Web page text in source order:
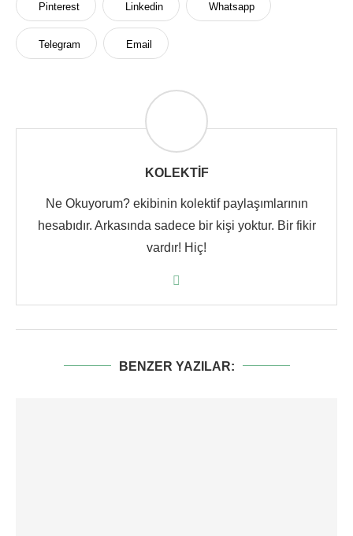
Pinterest Linkedin Whatsapp
Telegram Email
KOLEKTIF
Ne Okuyorum? ekibinin kolektif paylaşımlarının
hesabıdır. Arkasında sadece bir kişi yoktur. Bir fikir
vardır! Hiç!
BENZER YAZILAR: